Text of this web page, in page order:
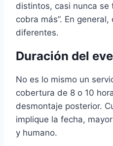
distintos, casi nunca se
cobra más”. En
diferentes.
Duración del
No es lo mismo un
cobertura de 8 o 10
desmontaje posterior.
implique la fecha,
y humano.